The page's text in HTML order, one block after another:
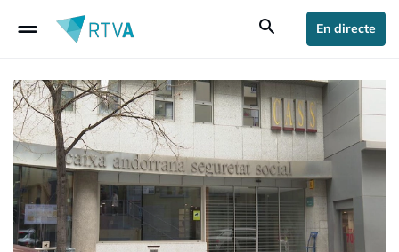
drag_handle search En directe